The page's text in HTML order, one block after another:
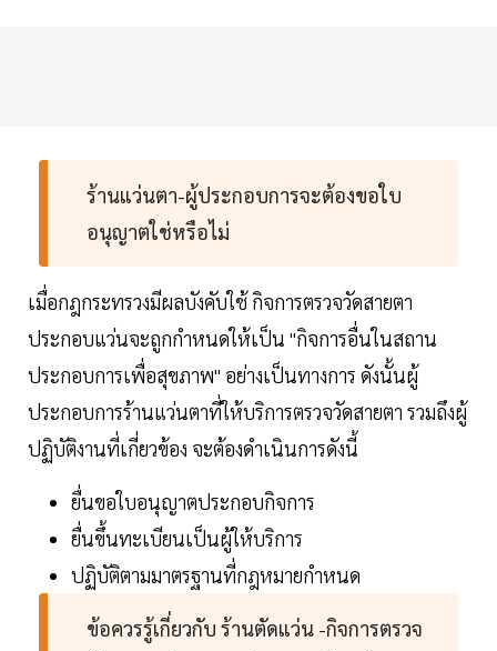
ร้านแว่นตา-ผู้ประกอบการจะต้องขอใบ
อนุญาตใช่หรือไม่
เมื่อกฎกระทรวงมีผลบังคับใช้ กิจการตรวจวัดสายตา
ประกอบแว่นจะถูกกำหนดให้เป็น "กิจการอื่นในสถาน
ประกอบการเพื่อสุขภาพ" อย่างเป็นทางการ ดังนั้นผู้
ประกอบการร้านแว่นตาที่ให้บริการตรวจวัดสายตา รวมถึงผู้
ปฏิบัติงานที่เกี่ยวข้อง จะต้องดำเนินการดังนี้
ยื่นขอใบอนุญาตประกอบกิจการ
ยื่นขึ้นทะเบียนเป็นผู้ให้บริการ
ปฏิบัติตามมาตรฐานที่กฎหมายกำหนด
ข้อควรรู้เกี่ยวกับ ร้านตัดแว่น -กิจการตรวจ